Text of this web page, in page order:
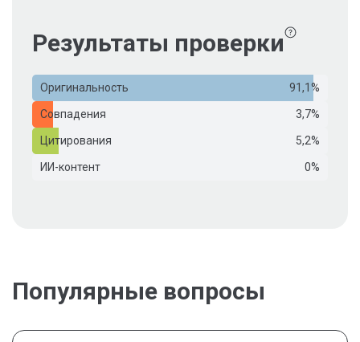
Результаты проверки
Оригинальность 91,1%
Совпадения 3,7%
Цитирования 5,2%
ИИ-контент 0%
Популярные вопросы